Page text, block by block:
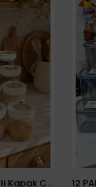
12 Li Vakumlu / Kilitli Kapak Cam Erzak Kabı / Kavanoz